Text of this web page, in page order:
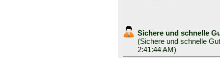
Sichere und schnelle
(Sichere und schnelle
2:41:44 AM)